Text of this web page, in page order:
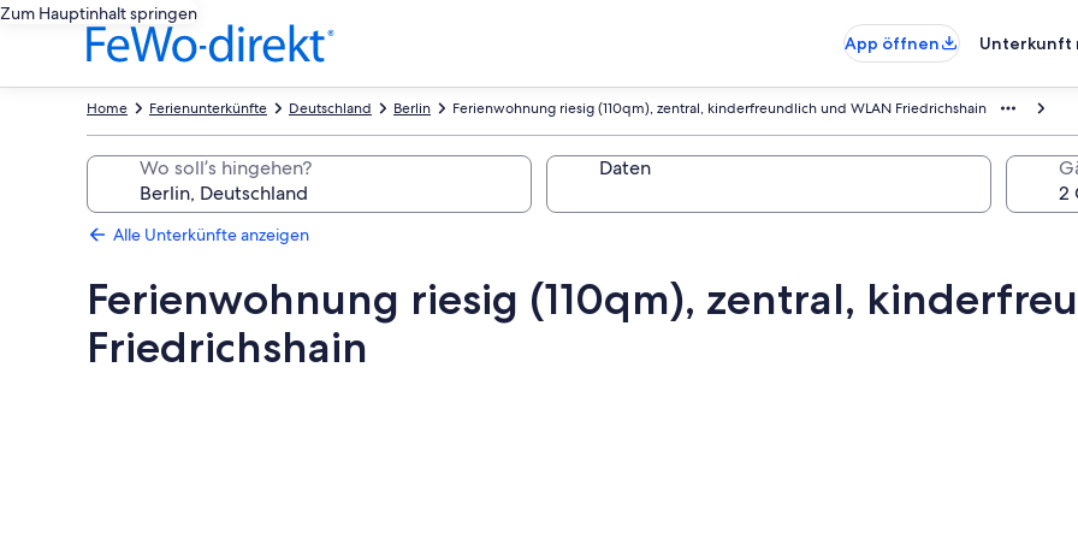
Zum Hauptinhalt springen
App öffnen
Unterkunft
Ferienwohnung riesig (110qm), zentral, kinderfreundlich und WLAN Friedrichshain
Berlin
Deutschland
Ferienunterkünfte
Home
Wo soll’s hingehen? Daten
Alle Unterkünfte anzeigen
Ferienwohnung riesig (110qm), zentral,
Friedrichshain